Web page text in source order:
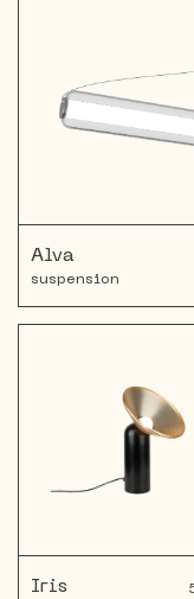
Alva
suspension
Iris